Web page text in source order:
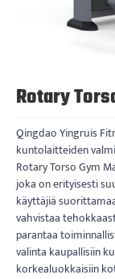
Rotary
Qingdao Yingruis
kuntolaitteiden
Rotary Torso Gym
joka on erityisesti
käyttäjiä
vahvistaa
parantaa
valinta kaupallisiin
korkealuokkaisiin